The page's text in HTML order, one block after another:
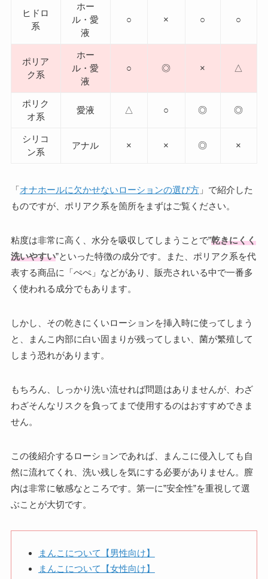
ヒドロ
系
ホー
ル・愛
液
○ × ○ ○
ポリア
ク系
ホー
ル・愛
液
○ ◎ × △
ポリク
オ系
愛液 △ ○ ◎ ◎
シリコ
ン系
アナル × × ◎ ×
「オナホールに欠かせないローションの選び方」で紹介した
ものですが、ポリアク系を箇所をまずはご覧ください。
粘度は非常に高く、水分を吸収してしまうことで”乾きにくく
洗いやすい”といった特徴の成分です。また、ポリアク系を代
表する商品に「ぺぺ」などがあり、販売されいる中で一番多
く使われる成分でもあります。
しかし、その乾きにくいローションを挿入時に使ってしまう
と、まんこ内部に白い固まりが残ってしまい、菌が繁殖して
しまう恐れがあります。
もちろん、しっかり洗い流せれば問題はありませんが、わざ
わざそんなリスクを負ってまで使用するのはおすすめできま
せん。
この後紹介するローションであれば、まんこに侵入しても自
然に流れてくれ、洗い残しを気にする必要がありません。膣
内は非常に敏感なところです。第一に”安全性”を重視して選
ぶことが大切です。
まんこについて【男性向け】
まんこについて【女性向け】